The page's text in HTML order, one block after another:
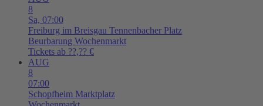
8
Sa, 07:00
Freiburg im Breisgau Tennenbacher Platz
Beurbarung Wochenmarkt
Tickets ab ??,?? €
AUG
8
07:00
Schopfheim Marktplatz